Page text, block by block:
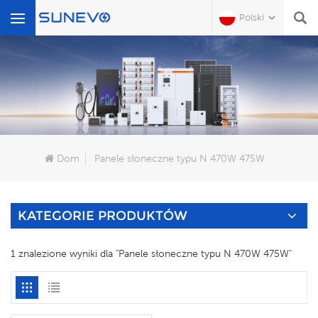
Polski
Czego Szukasz?
Dom Panele słoneczne typu N 470W 475W
KATEGORIE PRODUKTÓW
1 znalezione wyniki dla "Panele słoneczne typu N 470W 475W"